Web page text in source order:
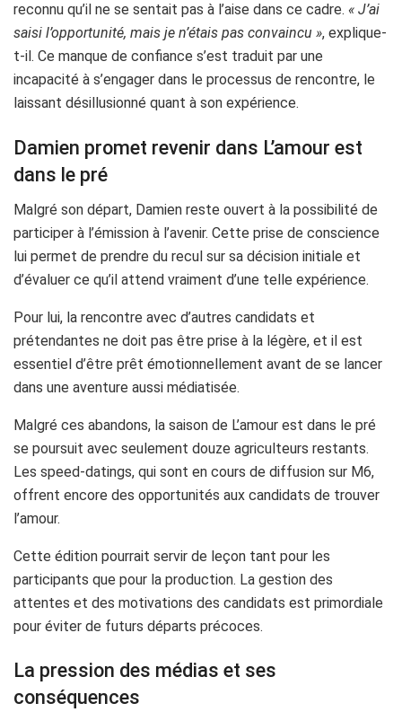
reconnu qu’il ne se sentait pas à l’aise dans ce cadre. « J’ai
saisi l’opportunité, mais je n’étais pas convaincu », explique-
t-il. Ce manque de confiance s’est traduit par une
incapacité à s’engager dans le processus de rencontre, le
laissant désillusionné quant à son expérience.
Damien promet revenir dans L’amour est
dans le pré
Malgré son départ, Damien reste ouvert à la possibilité de
participer à l’émission à l’avenir. Cette prise de conscience
lui permet de prendre du recul sur sa décision initiale et
d’évaluer ce qu’il attend vraiment d’une telle expérience.
Pour lui, la rencontre avec d’autres candidats et
prétendantes ne doit pas être prise à la légère, et il est
essentiel d’être prêt émotionnellement avant de se lancer
dans une aventure aussi médiatisée.
Malgré ces abandons, la saison de L’amour est dans le pré
se poursuit avec seulement douze agriculteurs restants.
Les speed-datings, qui sont en cours de diffusion sur M6,
offrent encore des opportunités aux candidats de trouver
l’amour.
Cette édition pourrait servir de leçon tant pour les
participants que pour la production. La gestion des
attentes et des motivations des candidats est primordiale
pour éviter de futurs départs précoces.
La pression des médias et ses
conséquences